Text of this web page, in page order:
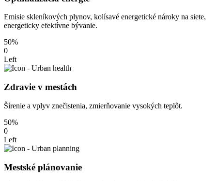
Emisie skleníkových plynov, kolísavé energetické nároky na siete,
energeticky efektívne bývanie.
50%
0
Left
Zdravie v mestách
Šírenie a vplyv znečistenia, zmierňovanie vysokých teplôt.
50%
0
Left
Mestské plánovanie